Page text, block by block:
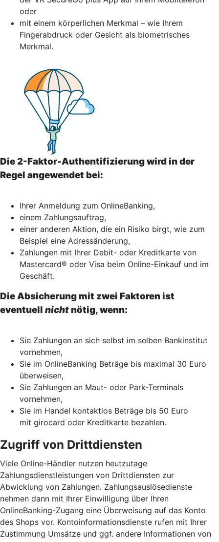
oder
mit einem körperlichen Merkmal – wie Ihrem
Fingerabdruck oder Gesicht als biometrisches
Merkmal.
Die 2-Faktor-Authentifizierung wird in der
Regel angewendet bei:
Ihrer Anmeldung zum OnlineBanking,
einem Zahlungsauftrag,
einer anderen Aktion, die ein Risiko birgt, wie zum
Beispiel eine Adressänderung,
Zahlungen mit Ihrer Debit- oder Kreditkarte von
Mastercard® oder Visa beim Online-Einkauf und im
Geschäft.
Die Absicherung mit zwei Faktoren ist
eventuell nicht nötig, wenn:
Sie Zahlungen an sich selbst im selben Bankinstitut
vornehmen,
Sie im OnlineBanking Beträge bis maximal 30 Euro
überweisen,
Sie Zahlungen an Maut- oder Park-Terminals
vornehmen,
Sie im Handel kontaktlos Beträge bis 50 Euro
mit girocard oder Kreditkarte bezahlen.
Zugriff von Drittdiensten
Viele Online-Händler nutzen heutzutage
Zahlungsdienstleistungen von Drittdiensten zur
Abwicklung von Zahlungen. Zahlungsauslösedienste
nehmen dann mit Ihrer Einwilligung über Ihren
OnlineBanking-Zugang eine Überweisung auf das Konto
des Shops vor. Kontoinformationsdienste rufen mit Ihrer
Zustimmung Umsätze und ggf. andere Informationen von